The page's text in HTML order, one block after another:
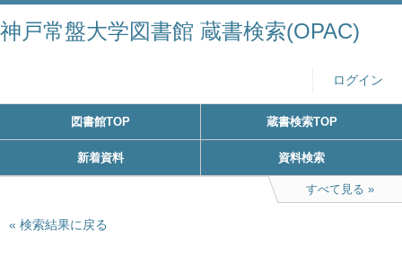
神戸常盤大学図書館 蔵書検索(OPAC)
ログイン
図書館TOP 蔵書検索TOP
新着資料 資料検索
すべて見る
検索結果に戻る